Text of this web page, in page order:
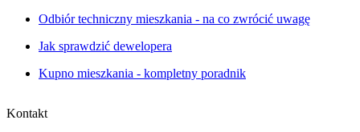
Odbiór techniczny mieszkania - na co zwrócić uwagę
Jak sprawdzić dewelopera
Kupno mieszkania - kompletny poradnik
Kontakt